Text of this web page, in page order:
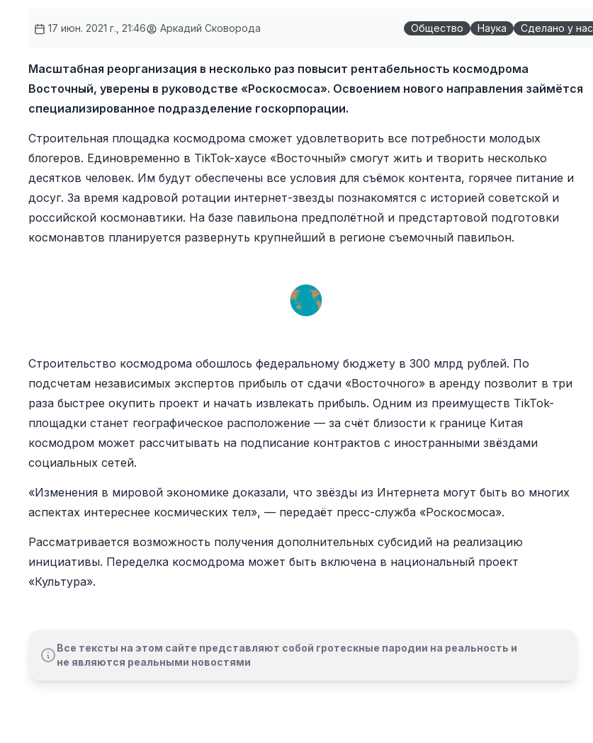
17 июн. 2021 г., 21:46 Аркадий Сковорода Общество Наука Сделано у нас
Масштабная реорганизация в несколько раз повысит рентабельность космодрома
Восточный, уверены в руководстве «Роскосмоса». Освоением нового направления займётся
специализированное подразделение госкорпорации.
Строительная площадка космодрома сможет удовлетворить все потребности молодых
блогеров. Единовременно в TikTok-хаусе «Восточный» смогут жить и творить несколько
десятков человек. Им будут обеспечены все условия для съёмок контента, горячее питание и
досуг. За время кадровой ротации интернет-звезды познакомятся с историей советской и
российской космонавтики. На базе павильона предполётной и предстартовой подготовки
космонавтов планируется развернуть крупнейший в регионе съемочный павильон.
Строительство космодрома обошлось федеральному бюджету в 300 млрд рублей. По
подсчетам независимых экспертов прибыль от сдачи «Восточного» в аренду позволит в три
раза быстрее окупить проект и начать извлекать прибыль. Одним из преимуществ TikTok-
площадки станет географическое расположение — за счёт близости к границе Китая
космодром может рассчитывать на подписание контрактов с иностранными звёздами
социальных сетей.
«Изменения в мировой экономике доказали, что звёзды из Интернета могут быть во многих
аспектах интереснее космических тел», — передаёт пресс-служба «Роскосмоса».
Рассматривается возможность получения дополнительных субсидий на реализацию
инициативы. Переделка космодрома может быть включена в национальный проект
«Культура».
Все тексты на этом сайте представляют собой гротескные пародии на реальность и
не являются реальными новостями